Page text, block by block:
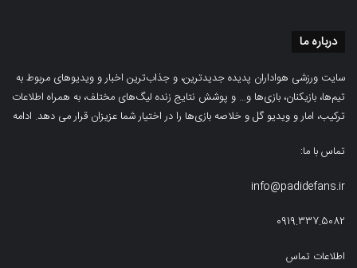
درباره ما
سایت ورزشی هواداران پدیده جدیدترین، و جذاب‌ترین اخبار و ویدیوهای مربوط به
تیم‌ها، بازیکنان، بازی‌ها و… و پوشش نتایج زنده لیگ‌های مختلف، به همراه اطلاعات
ترکیب، امار و ویدیو‌‌ گل‌ و خلاصه بازی‌ها را در اختیار شما عزیزان قرار می دهد. ادامه
تماس با ما:
info@padidefans.ir
0919.337.5082
اطلاعات تماس